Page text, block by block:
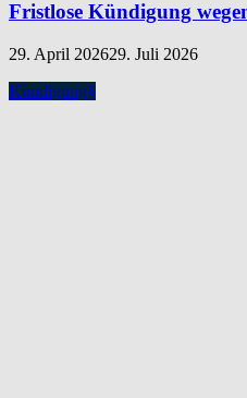
Fristlose Kündigung
29. April 202629. Juli 2026
Kündigung§